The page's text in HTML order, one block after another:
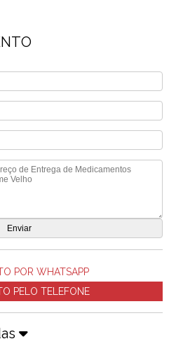
POR WHATSAPP
PELO TELEFONE